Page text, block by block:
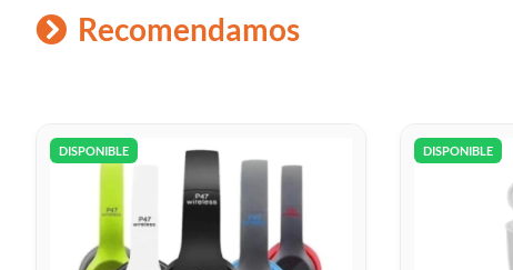
Recomendamos
DISPONIBLE DISPONIBLE